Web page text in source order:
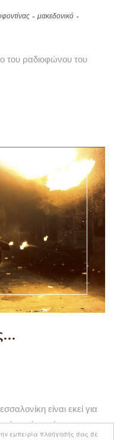
εμπειρία πλοήγησής σας σε
μακεδονικό
του ραδιοφώνου του
είναι εκεί για
από φασίστες και